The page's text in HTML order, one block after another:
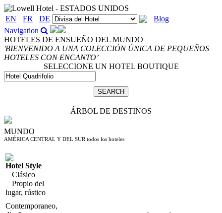
EN FR DE
Blog
Navigation
HOTELES DE ENSUEÑO DEL MUNDO
'BIENVENIDO A UNA COLECCIÓN ÚNICA DE PEQUEÑOS
HOTELES CON ENCANTO’
SELECCIONE UN HOTEL BOUTIQUE
ÁRBOL DE DESTINOS
MUNDO
AMÉRICA CENTRAL Y DEL SUR todos los hoteles
Hotel Style
Clásico
Propio del
lugar, rústico
Contemporaneo,